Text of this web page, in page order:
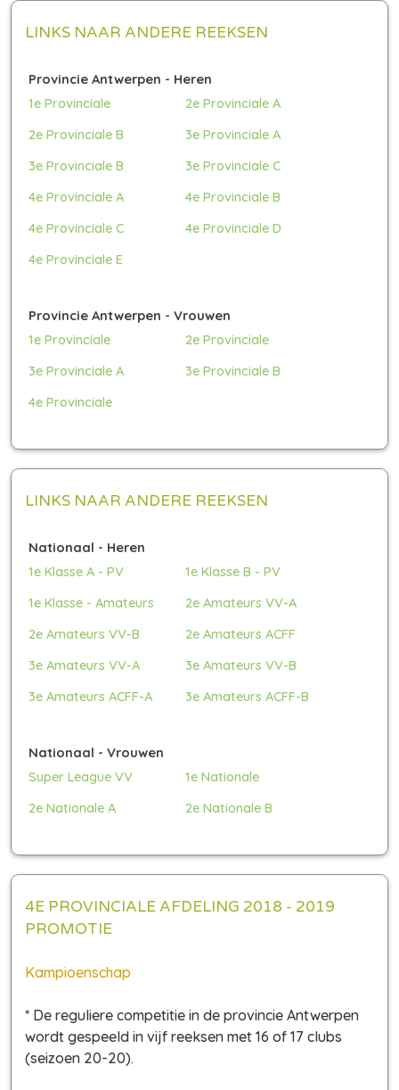
LINKS NAAR ANDERE REEKSEN
Provincie Antwerpen - Heren
1e Provinciale
2e Provinciale A
2e Provinciale B
3e Provinciale A
3e Provinciale B
3e Provinciale C
4e Provinciale A
4e Provinciale B
4e Provinciale C
4e Provinciale D
4e Provinciale E
Provincie Antwerpen - Vrouwen
1e Provinciale
2e Provinciale
3e Provinciale A
3e Provinciale B
4e Provinciale
LINKS NAAR ANDERE REEKSEN
Nationaal - Heren
1e Klasse A - PV
1e Klasse B - PV
1e Klasse - Amateurs
2e Amateurs VV-A
2e Amateurs VV-B
2e Amateurs ACFF
3e Amateurs VV-A
3e Amateurs VV-B
3e Amateurs ACFF-A
3e Amateurs ACFF-B
Nationaal - Vrouwen
Super League VV
1e Nationale
2e Nationale A
2e Nationale B
4E PROVINCIALE AFDELING 2018 - 2019
PROMOTIE
Kampioenschap
* De reguliere competitie in de provincie Antwerpen
wordt gespeeld in vijf reeksen met 16 of 17 clubs
(seizoen 20-20).